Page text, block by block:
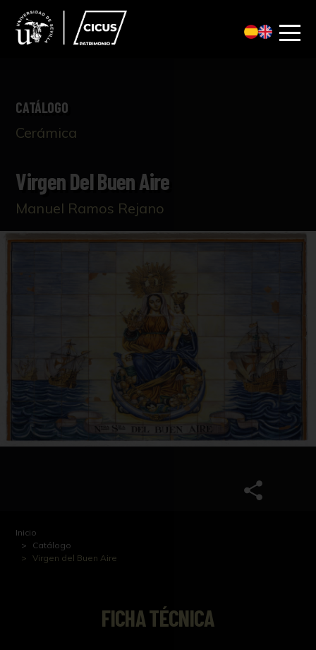
CATÁLOGO
Cerámica
Virgen Del Buen Aire
Manuel Ramos Rejano
Inicio
Catálogo
Virgen del Buen Aire
FICHA TÉCNICA